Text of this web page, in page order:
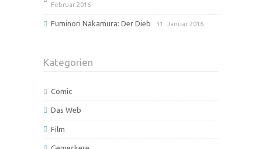
Februar 2016
Fuminori Nakamura: Der Dieb 31. Januar 2016
Kategorien
Comic
Das Web
Film